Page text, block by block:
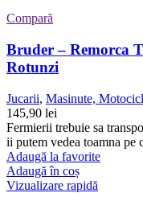
Compară
Bruder – Remorca
Rotunzi
Jucarii, Masinute,
145,90 lei
Fermierii trebuie sa
ii putem vedea toamna pe
Adaugă la favorite
Adaugă în coș
Vizualizare rapidă